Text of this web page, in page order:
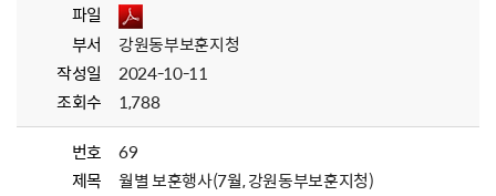
파일
부서
강원동부보훈지청
작성일
2024-10-11
조회수
1,788
번호
69
제목
월별 보훈행사(7월, 강원동부보훈지청)